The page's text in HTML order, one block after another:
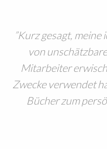
Kurz gesagt, meine
von
Mitarbeiter
Zwecke verwendet
Bücher zum